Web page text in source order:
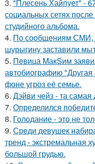
3. "Плесень Хайпует" -
социальных сетях
студийного альбома.
4. По сообщениям СМИ,
шурыгину заставили
5. Пeвица MакSим
автобиографию "Другая
фоне угроз её семье.
6. Дэйви чейз - та самая
7. Определился
8. Голодание - это не
9. Среди девушек
тренд - экстремальная
большой грудью.